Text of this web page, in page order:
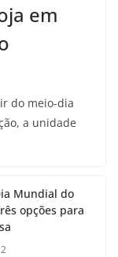
em
do meio-dia
a unidade
Mundial do
opções para